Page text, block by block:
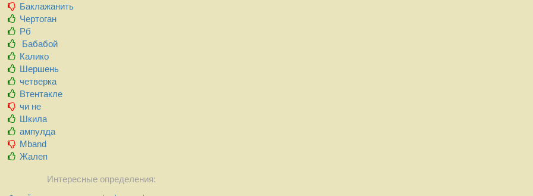
Баклажанить
Чертоган
Рб
Бабабой
Калико
Шершень
четверка
Втентакле
чи не
Шкила
ампулда
Mband
Жалеп
Интересные определения: